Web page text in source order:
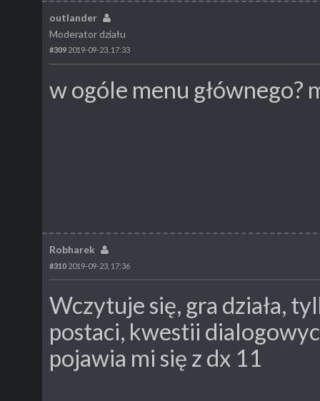
outlander
Moderator działu
#309 2019-09-23, 17:33
w ogóle menu głównego?
Robharek
#310 2019-09-23, 17:36
Wczytuje się, gra działa,
postaci, kwestii
pojawia mi się z dx 11